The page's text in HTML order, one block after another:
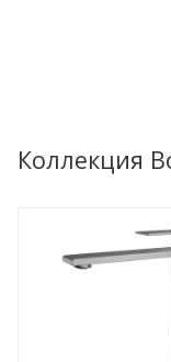
Коллекция